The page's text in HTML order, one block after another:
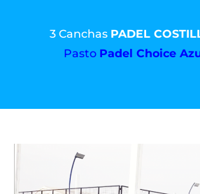
3 Canchas PADEL
Pasto Padel Choice